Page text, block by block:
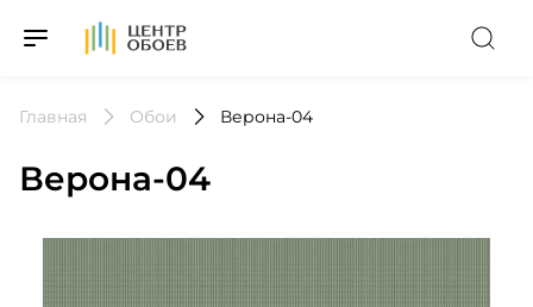
На Главную
Главная Обои Верона-04
Верона-04